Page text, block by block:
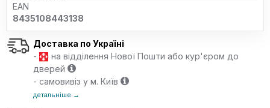
EAN
8435108443138
Доставка по Україні
-
на відділення Нової Пошти або кур'єром до
дверей
- самовивіз у м. Київ
детальніше →